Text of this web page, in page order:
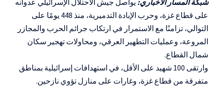
على قطاع غزة، وحرب الإبادة التدميرية، منذ 448 يومًا على
التوالي، تزامنًا مع الاستمرار في ارتكاب جرائم الحرب والمجازر
المروعة، وعمليات التطهير العرقي، ومحاولات تهجير سكان
شمال القطاع.
وارتقى 100 شهيد على الأقل، في استهدافات إسرائيلية بمناطق
متفرقة من قطاع غزة، وغارات على منازل تؤوي نازحين.